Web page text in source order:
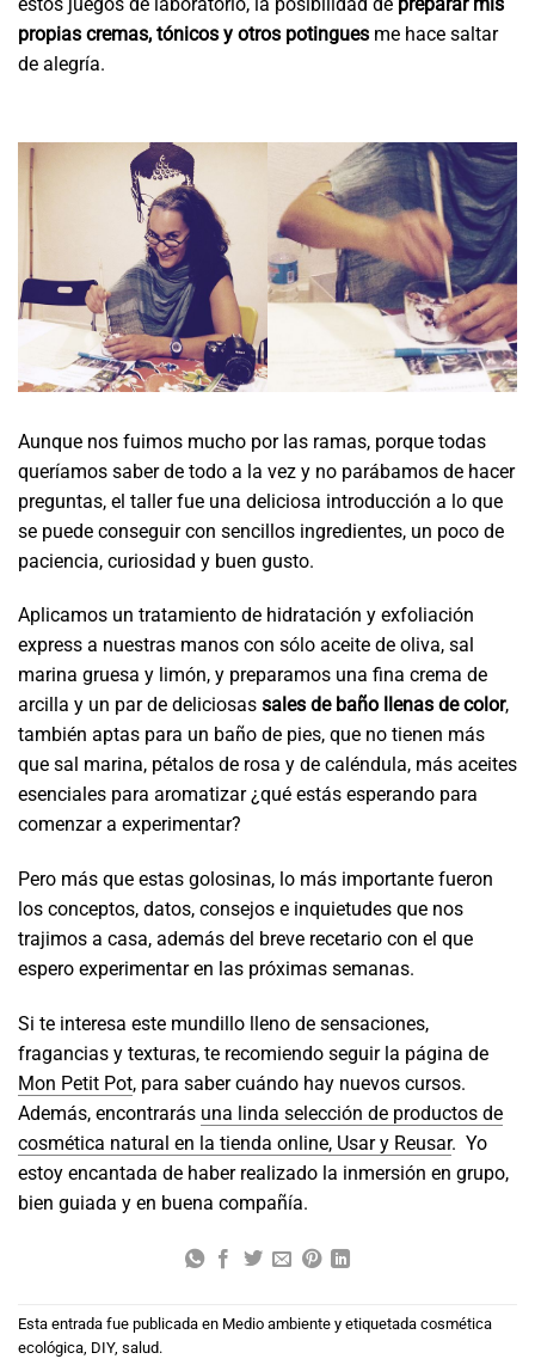
propias cremas, tónicos y otros potingues me hace saltar
de alegría.
Aunque nos fuimos mucho por las ramas, porque todas
queríamos saber de todo a la vez y no parábamos de hacer
preguntas, el taller fue una deliciosa introducción a lo que
se puede conseguir con sencillos ingredientes, un poco de
paciencia, curiosidad y buen gusto.
Aplicamos un tratamiento de hidratación y exfoliación
express a nuestras manos con sólo aceite de oliva, sal
marina gruesa y limón, y preparamos una fina crema de
arcilla y un par de deliciosas sales de baño llenas de color,
también aptas para un baño de pies, que no tienen más
que sal marina, pétalos de rosa y de caléndula, más aceites
esenciales para aromatizar ¿qué estás esperando para
comenzar a experimentar?
Pero más que estas golosinas, lo más importante fueron
los conceptos, datos, consejos e inquietudes que nos
trajimos a casa, además del breve recetario con el que
espero experimentar en las próximas semanas.
Si te interesa este mundillo lleno de sensaciones,
fragancias y texturas, te recomiendo seguir la página de
Mon Petit Pot, para saber cuándo hay nuevos cursos.
Además, encontrarás una linda selección de productos de
cosmética natural en la tienda online, Usar y Reusar. Yo
estoy encantada de haber realizado la inmersión en grupo,
bien guiada y en buena compañía.
Esta entrada fue publicada en Medio ambiente y etiquetada cosmética
ecológica DIY, salud.